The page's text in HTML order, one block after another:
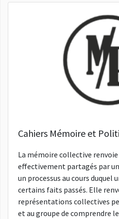
Cahiers Mémoire et
La mémoire collective renvoie
effectivement partagés par
un processus au cours duquel
certains faits passés. Elle
représentations collectives
et au groupe de comprendre